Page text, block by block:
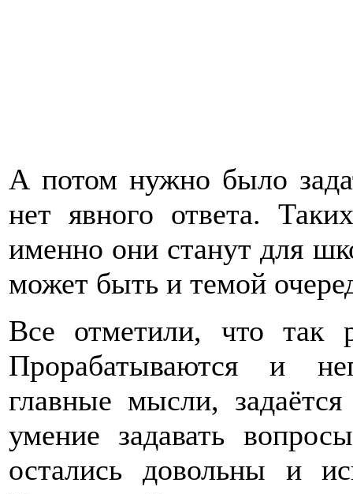
А потом нужно было
нет явного ответа.
именно они станут для
может быть и темой
Все отметили, что так
Прорабатываются и
главные мысли, задаётся
умение задавать
остались довольны и